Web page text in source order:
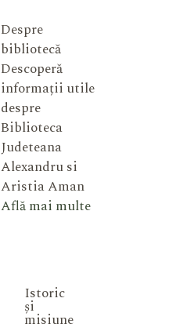
Despre
bibliotecă
Descoperă
informații utile
despre
Biblioteca
Judeteana
Alexandru si
Aristia Aman
Află mai multe
Istoric
și
misiune